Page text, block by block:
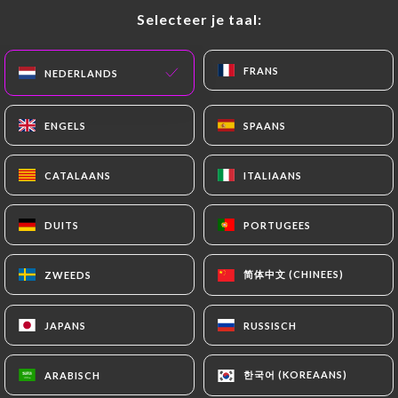
Selecteer je taal:
NEDERLANDS FRANS
ENGELS SPAANS
CATALAANS ITALIAANS
DUITS PORTUGEES
ZWEEDS 简体中文 (CHINEES)
JAPANS RUSSISCH
ARABISCH 한국어 (KOREAANS)
/
Contact
EL Riadh
Selecteer je taal:
NEDERLANDS FRANS
ENGELS SPAANS
CATALAANS ITALIAANS
DUITS PORTUGEES
ZWEEDS 简体中文 (CHINEES)
JAPANS RUSSISCH
ARABISCH 한국어 (KOREAANS)